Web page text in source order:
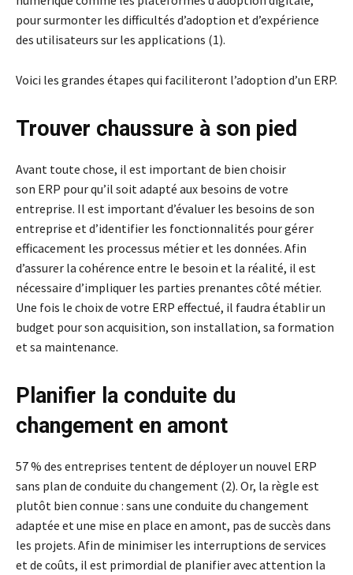
pour surmonter les difficultés d’adoption et d’expérience
des utilisateurs sur les applications (1).
Voici les grandes étapes qui faciliteront l’adoption d’un ERP.
Trouver chaussure à son pied
Avant toute chose, il est important de bien choisir
son ERP pour qu’il soit adapté aux besoins de votre
entreprise. Il est important d’évaluer les besoins de son
entreprise et d’identifier les fonctionnalités pour gérer
efficacement les processus métier et les données. Afin
d’assurer la cohérence entre le besoin et la réalité, il est
nécessaire d’impliquer les parties prenantes côté métier.
Une fois le choix de votre ERP effectué, il faudra établir un
budget pour son acquisition, son installation, sa formation
et sa maintenance.
Planifier la conduite du
changement en amont
57 % des entreprises tentent de déployer un nouvel ERP
sans plan de conduite du changement (2). Or, la règle est
plutôt bien connue : sans une conduite du changement
adaptée et une mise en place en amont, pas de succès dans
les projets. Afin de minimiser les interruptions de services
et de coûts, il est primordial de planifier avec attention la